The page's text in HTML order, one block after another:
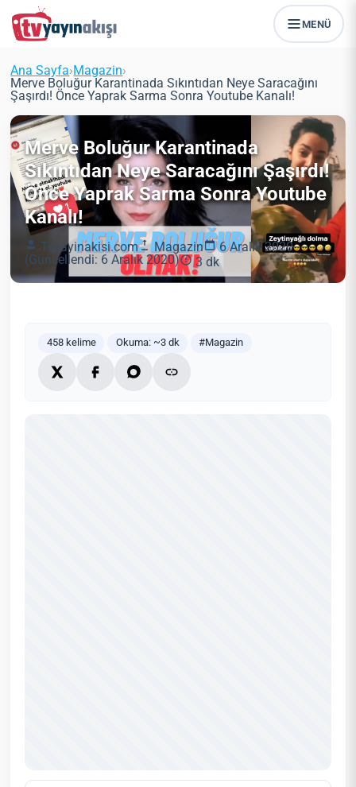
MENÜ
Ana Sayfa›Magazin›
Merve Boluğur Karantinada Sıkıntıdan Neye Saracağını
Şaşırdı! Önce Yaprak Sarma Sonra Youtube Kanalı!
Merve Boluğur Karantinada
Sıkıntıdan Neye Saracağını Şaşırdı!
Önce Yaprak Sarma Sonra Youtube
Kanalı!
Tvyayinakisi.com Magazin
6 Aralık 2020
(Güncellendi: 6 Aralık 2020)
3 dk
458 kelime Okuma: ~3 dk #Magazin